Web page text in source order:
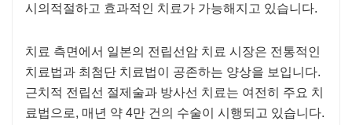
시의적절하고 효과적인 치료가 가능해지고 있습니다.
치료 측면에서 일본의 전립선암 치료 시장은 전통적인
치료법과 최첨단 치료법이 공존하는 양상을 보입니다.
근치적 전립선 절제술과 방사선 치료는 여전히 주요 치
료법으로, 매년 약 4만 건의 수술이 시행되고 있습니다.